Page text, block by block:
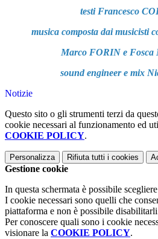
testi Francesco
musica composta dai musicisti
Marco FORIN e Fosca
sound engineer e mix
Notizie
Questo sito o gli strumenti terzi da
cookie necessari al funzionamento ed
COOKIE POLICY.
Personalizza Rifiuta tutti i cookies
Gestione cookie
In questa schermata è possibile
I cookie necessari sono quelli che
piattaforma e non è possibile
Per conoscere quali sono i cookie
visionare la COOKIE POLICY.